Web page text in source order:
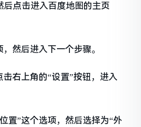
点击进入百度地图的主页
然后进入下一个步骤。
右上角的“设置”按钮，进入
置”这个选项，然后选择为“外